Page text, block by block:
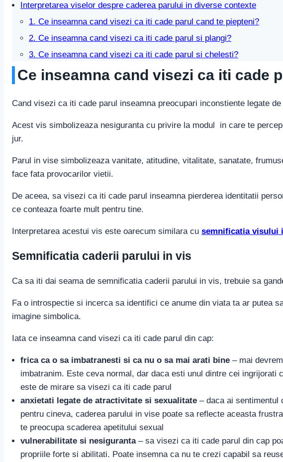
Interpretarea viselor despre caderea parului in diverse contexte
1. Ce inseamna cand visezi ca iti cade parul cand te piepteni?
2. Ce inseamna cand visezi ca iti cade parul si plangi?
3. Ce inseamna cand visezi ca iti cade parul si chelesti?
Ce inseamna cand visezi ca iti cade
Cand visezi ca iti cade parul inseamna preocupari inconstiente legate
Acest vis simbolizeaza nesiguranta cu privire la modul in care te
jur.
Parul in vise simbolizeaza vanitate, atitudine, vitalitate, sanatate,
face fata provocarilor vietii.
De aceea, sa visezi ca iti cade parul inseamna pierderea identitatii
ce conteaza foarte mult pentru tine.
Interpretarea acestui vis este oarecum similara cu semnificatia visului
Semnificatia caderii parului in vis
Ca sa iti dai seama de semnificatia caderii parului in vis, trebuie sa
Fa o introspectie si incerca sa identifici ce anume din viata ta ar putea
imagine simbolica.
Iata ce inseamna cand visezi ca iti cade parul din cap:
frica ca o sa imbatranesti si ca nu o sa mai arati bine – mai
imbatranim. Este ceva normal, dar daca esti unul dintre cei ingrijorati
este de mirare sa visezi ca iti cade parul
anxietati legate de atractivitate si sexualitate – daca ai sentimentul
pentru cineva, caderea parului in vise poate sa reflecte aceasta
te preocupa scaderea apetitului sexual
vulnerabilitate si nesiguranta– sa visezi ca iti cade parul din cap
propriile forte si abilitati. Poate insemna ca nu te crezi capabil sa